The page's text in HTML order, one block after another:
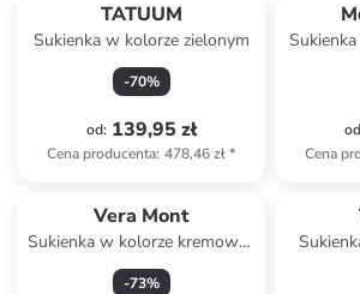
TATUUM
Sukienka w kolorze zielonym
-70%
od: 139,95 zł
Cena producenta: 478,46 zł*
od
Cena
Vera Mont
Sukienka w kolorze kremowo-
jasnobrązowym
-73%